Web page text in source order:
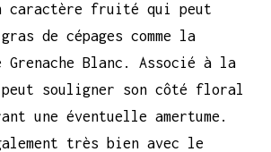
caractère fruité qui peut
de cépages comme la
Grenache Blanc. Associé à la
souligner son côté floral
une éventuelle amertume.
très bien avec le